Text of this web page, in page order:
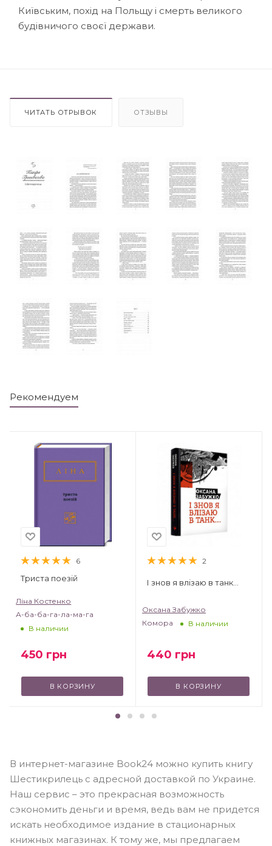
Київським, похід на Польщу і смерть великого
будівничого своєї держави.
ЧИТАТЬ ОТРЫВОК ОТЗЫВЫ
Рекомендуем
6
Триста поезій
Ліна Костенко
А-ба-ба-га-ла-ма-га
В наличии
450 грн
В КОРЗИНУ
2
І знов я влізаю в танк…
Оксана Забужко
Комора
В наличии
440 грн
В КОРЗИНУ
В интернет-магазине Book24 можно купить книгу
Шестикрилець с адресной доставкой по Украине.
Наш сервис – это прекрасная возможность
сэкономить деньги и время, ведь вам не придется
искать необходимое издание в стационарных
книжных магазинах. К тому же, мы предлагаем